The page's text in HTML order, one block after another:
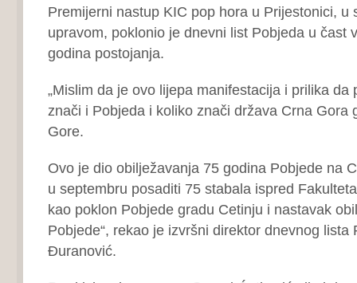
Premijerni nastup KIC pop hora u Prijestonici, u
upravom, poklonio je dnevni list Pobjeda u čast
godina postojanja.
„Mislim da je ovo lijepa manifestacija i prilika da
znači i Pobjeda i koliko znači država Crna Gora
Gore.
Ovo je dio obilježavanja 75 godina Pobjede na
u septembru posaditi 75 stabala ispred
kao poklon Pobjede gradu Cetinju i nastavak
Pobjede“, rekao je izvršni direktor dnevnog lista
Đuranović.